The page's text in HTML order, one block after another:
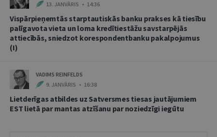
13. JANVĀRIS • 14:36
Vispārpieņemtās starptautiskās banku prakses kā tiesību
palīgavota vieta un loma kredītiestāžu savstarpējās
attiecībās, sniedzot korespondentbanku pakalpojumus
(I)
VADIMS REINFELDS
9. JANVĀRIS • 16:38
Lietderīgas atbildes uz Satversmes tiesas jautājumiem
EST lietā par mantas atzīšanu par noziedzīgi iegūtu